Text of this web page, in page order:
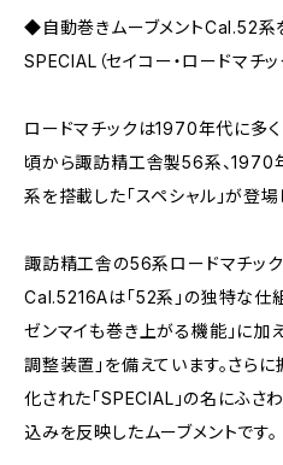
◆自動巻きムーブメントCal.52系
SPECIAL（セイコー・ロードマチッ
ロードマチックは1970年代に多
頃から諏訪精工舎製56系、1970
系を搭載した「スペシャル」が登場
諏訪精工舎の56系ロードマチッ
Cal.5216Aは「52系」の独特な仕
ゼンマイも巻き上がる機能」に加
調整装置」を備えています。さ
化された「SPECIAL」の名にふさ
込みを反映したムーブメントです。